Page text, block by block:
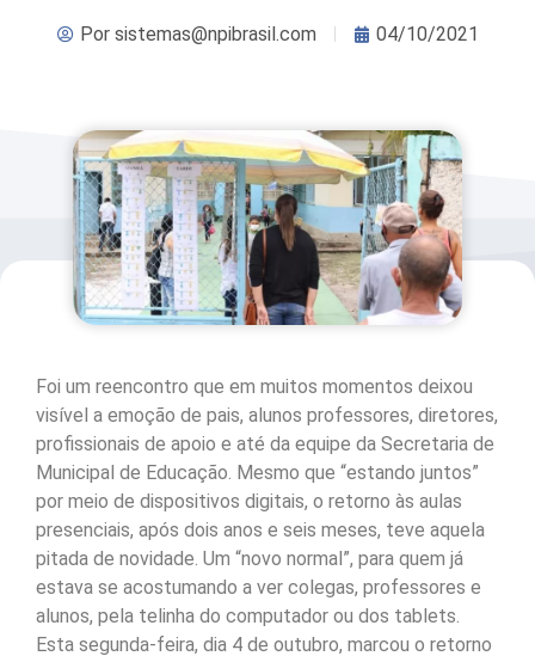
Porsistemas@npibrasil.com 04/10/2021
Foi um reencontro que em muitos momentos deixou
visível a emoção de pais, alunos professores, diretores,
profissionais de apoio e até da equipe da Secretaria de
Municipal de Educação. Mesmo que “estando juntos”
por meio de dispositivos digitais, o retorno às aulas
presenciais, após dois anos e seis meses, teve aquela
pitada de novidade. Um “novo normal”, para quem já
estava se acostumando a ver colegas, professores e
alunos, pela telinha do computador ou dos tablets.
Esta segunda-feira, dia 4 de outubro, marcou o retorno